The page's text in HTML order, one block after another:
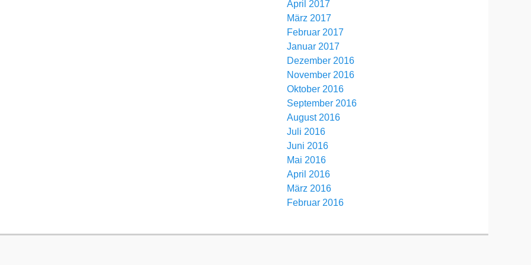
April 2017
März 2017
Februar 2017
Januar 2017
Dezember 2016
November 2016
Oktober 2016
September 2016
August 2016
Juli 2016
Juni 2016
Mai 2016
April 2016
März 2016
Februar 2016